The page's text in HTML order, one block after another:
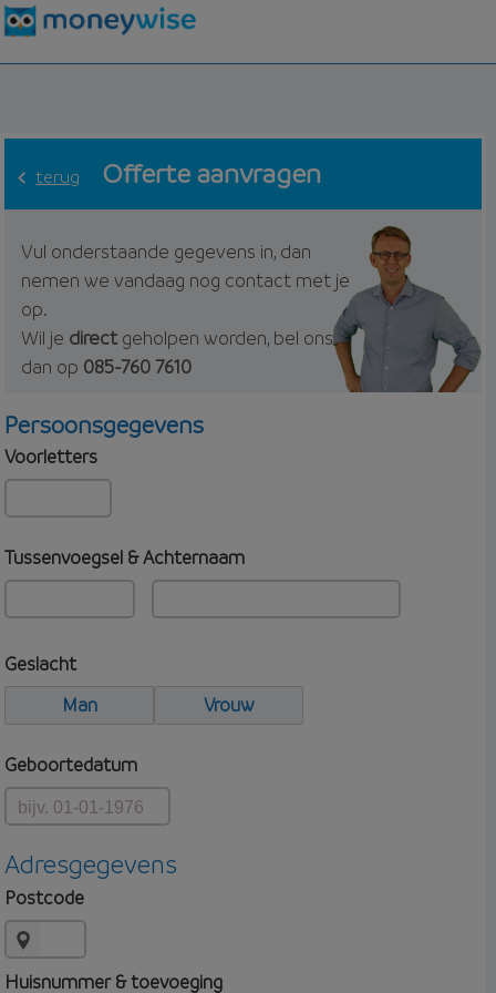
terug Offerte aanvragen
Vul onderstaande gegevens in, dan
nemen we vandaag nog contact met je
op.
Wil je directgeholpen worden, bel ons
dan op 085-760 7610
Persoonsgegevens
Voorletters
Tussenvoegsel & Achternaam
Geslacht
Man
Vrouw
Geboortedatum
Adresgegevens
Postcode
Huisnummer & toevoeging